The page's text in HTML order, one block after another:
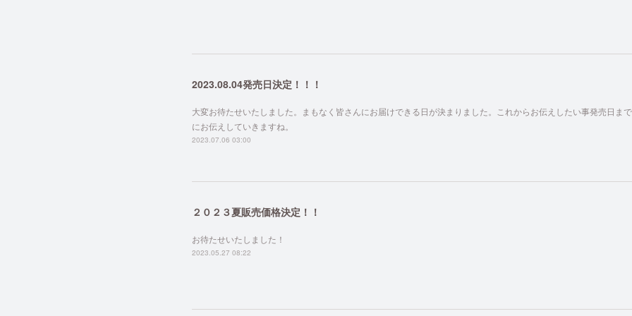
2023.08.04発売日決定！！！
大変お待たせいたしました。まもなく皆さんにお届けできる日が決まりました。これからお伝えしたい事発売日ま
にお伝えしていきますね。
2023.07.06 03:00
２０２３夏販売価格決定！！
お待たせいたしました！
2023.05.27 08:22